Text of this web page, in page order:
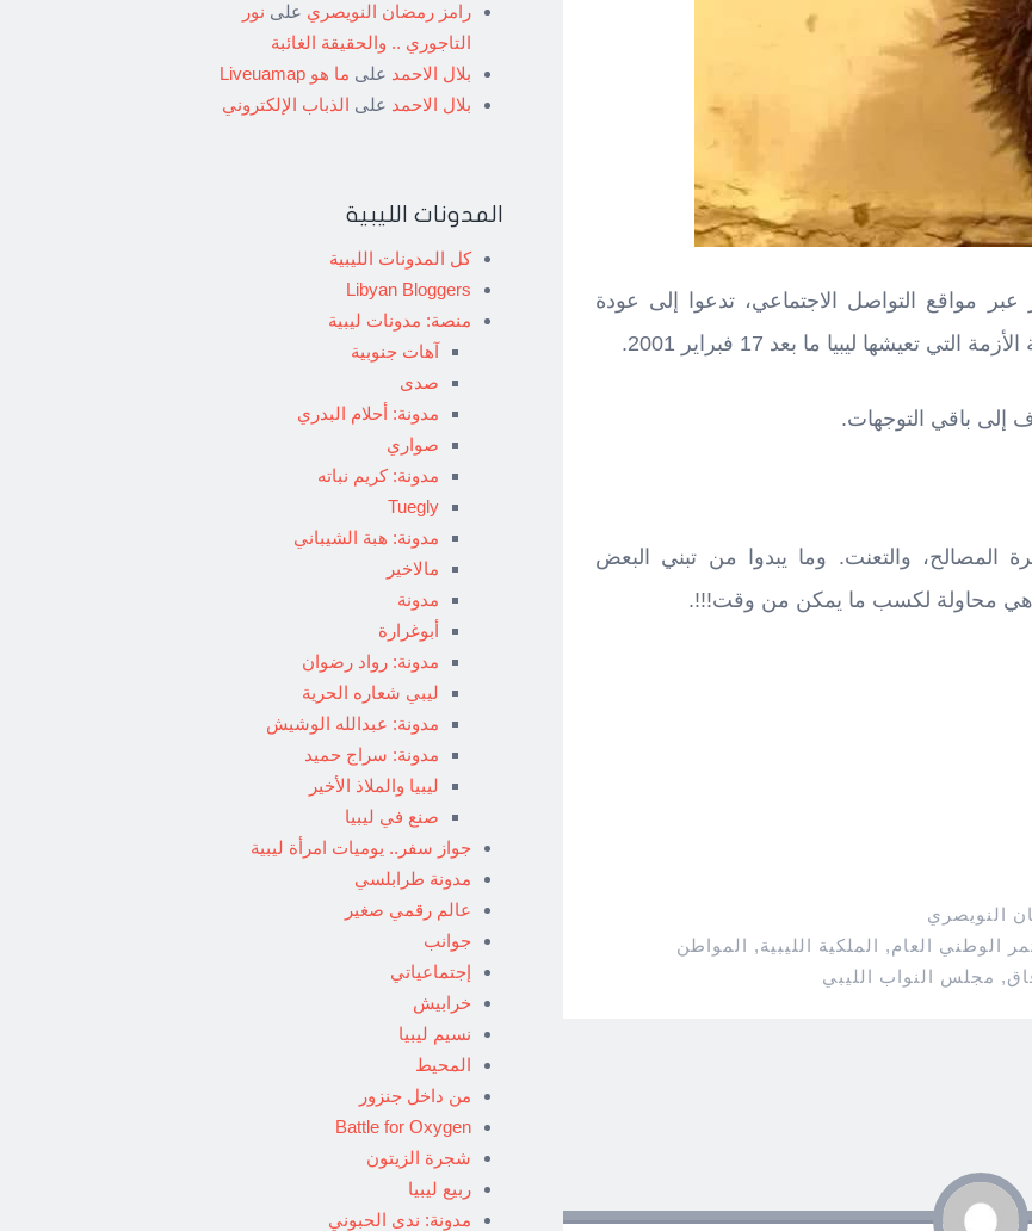
مواقع التواصل الاجتماعي، تدعوا إلى عودة
تعيشها ليبيا ما بعد 17 فبراير 2001.
إلى باقي التوجهات.
المصالح، والتعنت. وما يبدوا من تبني البعض
هي محاولة لكسب ما يمكن من وقت!!!.
النويصري
الوطني العام, الملكية الليبية, المواطن
, مجلس النواب الليبي
رامز رمضان النويصري على نور
التاجوري .. والحقيقة الغائبة
بلال الاحمد على ما هو Liveuamap
بلال الاحمد على الذباب الإلكتروني
المدونات الليبية
كل المدونات الليبية
Libyan Bloggers
منصة: مدونات ليبية
آهات جنوبية
صدى
مدونة: أحلام البدري
صواري
مدونة: كريم نباته
Tuegly
مدونة: هبة الشيباني
مالاخير
مدونة
أبوغرارة
مدونة: رواد رضوان
ليبي شعاره الحرية
مدونة: عبدالله الوشيش
مدونة: سراج حميد
ليبيا والملاذ الأخير
صنع في ليبيا
جواز سفر.. يوميات امرأة ليبية
مدونة طرابلسي
عالم رقمي صغير
جوانب
إجتماعياتي
خرابيش
نسيم ليبيا
المحيط
من داخل جنزور
Battle for Oxygen
شجرة الزيتون
ربيع ليبيا
مدونة: ندى الحبوني